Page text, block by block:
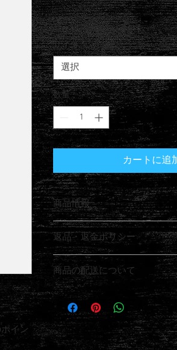
イン
￥40価
格
サイズ *
選択
数量 *
カートに追
商品情報
商品の詳細を入力してください
明に加え、商品の特徴やおすす
しましょう。
返品・返金ポリシー
返品・返金規約を入力してくだ
だけなかった場合の返品・返金
ましょう。規約の内容を明確に
頼を獲得し、安心して商品を
商品の配送について
配送地域、料金、所要時間、
する情報を入力してください
とで、お客様の信頼を獲得し
ただけます。